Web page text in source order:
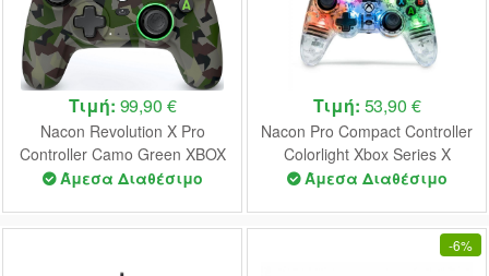
Τιμή: 99,90 €
Nacon Revolution X Pro
Controller Camo Green XBOX
SERIES X
Άμεσα Διαθέσιμο
Τιμή: 53,90 €
Nacon Pro Compact Controller
Colorlight Xbox Series X
Άμεσα Διαθέσιμο
-6%